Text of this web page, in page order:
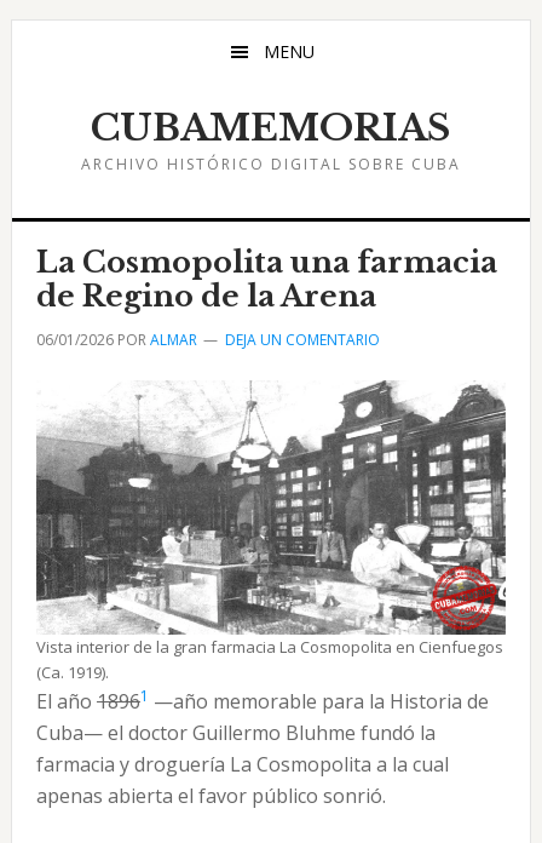
Saltar
Saltar
Saltar
MENU
CUBAMEMORIAS
ARCHIVO HISTÓRICO DIGITAL SOBRE CUBA
La Cosmopolita una farmacia
de Regino de la Arena
06/01/2026PORALMAR DEJA UN COMENTARIO
Vista interior de la gran farmacia La Cosmopolita en Cienfuegos
(Ca. 1919).
El año 18961 —año memorable para la Historia de
Cuba— el doctor Guillermo Bluhme fundó la
farmacia y droguería La Cosmopolita a la cual
apenas abierta el favor público sonrió.